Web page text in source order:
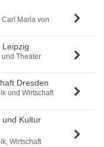
Carl Maria von
und Theater
Dresden
und Wirtschaft
und Kultur
Wirtschaft